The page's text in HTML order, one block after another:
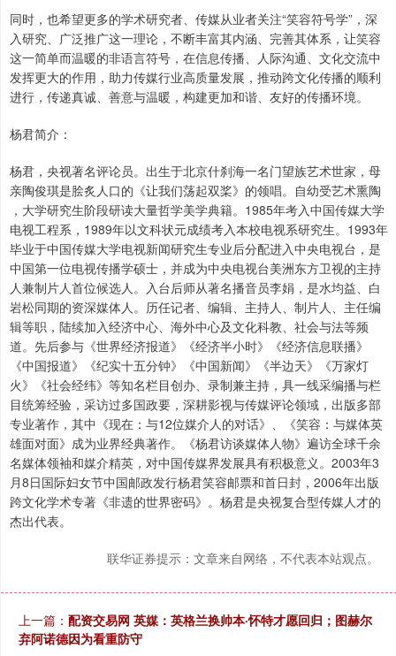
同时，也希望更多的学术研究者、传媒从业者关注“笑容符号学”，深
入研究、广泛推广这一理论，不断丰富其内涵、完善其体系，让笑容
这一简单而温暖的非语言符号，在信息传播、人际沟通、文化交流中
发挥更大的作用，助力传媒行业高质量发展，推动跨文化传播的顺利
进行，传递真诚、善意与温暖，构建更加和谐、友好的传播环境。
杨君简介：
杨君，央视著名评论员。出生于北京什刹海一名门望族艺术世家，母
亲陶俊琪是脍炙人口的《让我们荡起双桨》的领唱。自幼受艺术熏陶
，大学研究生阶段研读大量哲学美学典籍。1985年考入中国传媒大学
电视工程系，1989年以文科状元成绩考入本校电视系研究生。1993年
毕业于中国传媒大学电视新闻研究生专业后分配进入中央电视台，是
中国第一位电视传播学硕士，并成为中央电视台美洲东方卫视的主持
人兼制片人首位候选人。入台后师从著名播音员李娟，是水均益、白
岩松同期的资深媒体人。历任记者、编辑、主持人、制片人、主任编
辑等职，陆续加入经济中心、海外中心及文化科教、社会与法等频
道。先后参与《世界经济报道》《经济半小时》《经济信息联播》
《中国报道》《纪实十五分钟》《中国新闻》《半边天》《万家灯
火》《社会经纬》等知名栏目创办、录制兼主持，具一线采编播与栏
目统筹经验，采访过多国政要，深耕影视与传媒评论领域，出版多部
专业著作，其中《现在：与12位媒介人的对话》、《笑容：与媒体英
雄面对面》成为业界经典著作。《杨君访谈媒体人物》遍访全球千余
名媒体领袖和媒介精英，对中国传媒界发展具有积极意义。2003年3
月8日国际妇女节中国邮政发行杨君笑容邮票和首日封，2006年出版
跨文化学术专著《非遗的世界密码》。杨君是央视复合型传媒人才的
杰出代表。
联华证券提示：文章来自网络，不代表本站观点。
上一篇： 配资交易网 英媒：英格兰换帅本·怀特才愿回归；图赫尔
弃阿诺德因为看重防守